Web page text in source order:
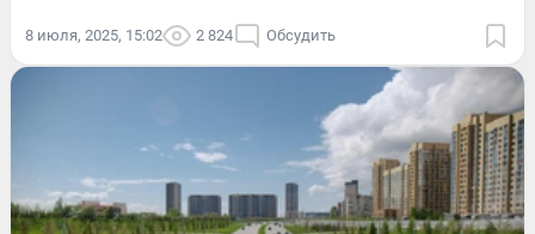
8 июля, 2025, 15:02 2 824 Обсудить